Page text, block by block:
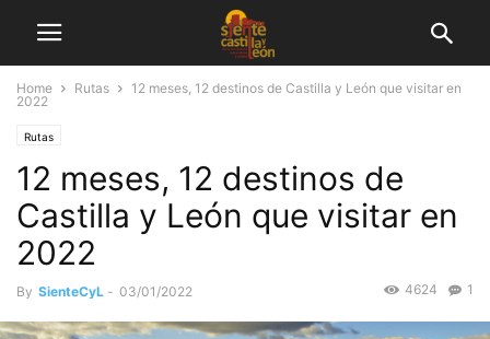
Home Rutas
12 meses, 12 destinos de Castilla y León que visitar en
2022
Rutas
12 meses, 12 destinos de
Castilla y León que visitar en
2022
By SienteCyL - 03/01/2022 1
4624